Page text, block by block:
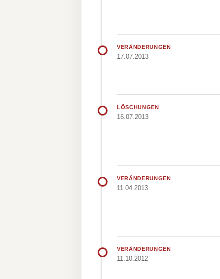
VERÄNDERUNGEN
17.07.2013
LÖSCHUNGEN
16.07.2013
VERÄNDERUNGEN
11.04.2013
VERÄNDERUNGEN
11.10.2012